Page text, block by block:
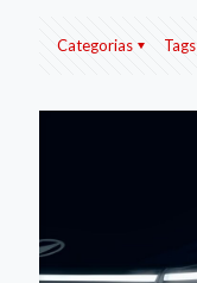
Categorias Tags